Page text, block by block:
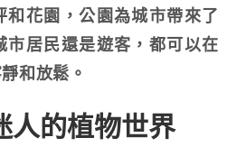
和花園，公園為城市帶來了
市居民還是遊客，都可以在
和放鬆。
人的植物世界